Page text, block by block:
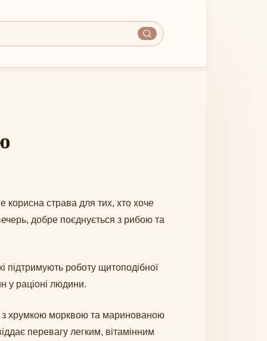
корисна страва для тих, хто хоче
добре поєднується з рибою та
підтримують роботу щитоподібної
у раціоні людини.
з хрумкою морквою та маринованою
перевагу легким, вітамінним